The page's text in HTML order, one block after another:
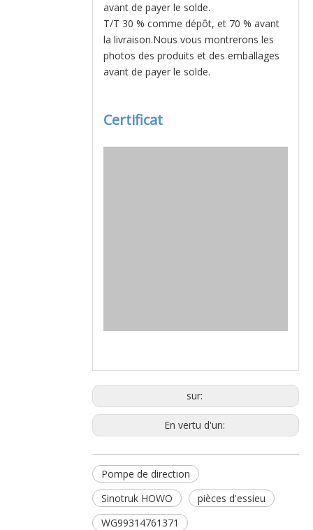
avant de payer le solde.
T/T 30 % comme dépôt, et 70 % avant
la livraison.Nous vous montrerons les
photos des produits et des emballages
avant de payer le solde.
Certificat
sur:
En vertu d'un:
Pompe de direction
Sinotruk HOWO
pièces d'essieu
WG99314761371